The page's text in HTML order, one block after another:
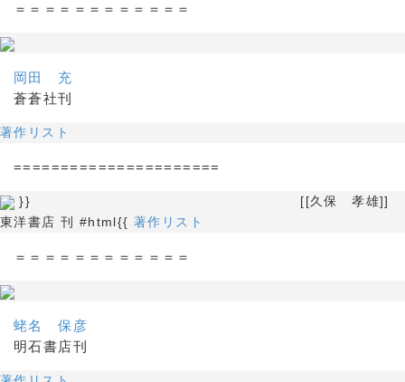
＝＝＝＝＝＝＝＝＝＝＝＝
岡田 充
蒼蒼社刊
著作リスト
======================
}} [[久保 孝雄]]
東洋書店 刊 #html{{ 著作リスト
＝＝＝＝＝＝＝＝＝＝＝＝
蛯名 保彦
明石書店刊